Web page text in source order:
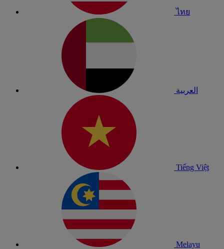
ไทย
العربية
Tiếng Việt
Melayu